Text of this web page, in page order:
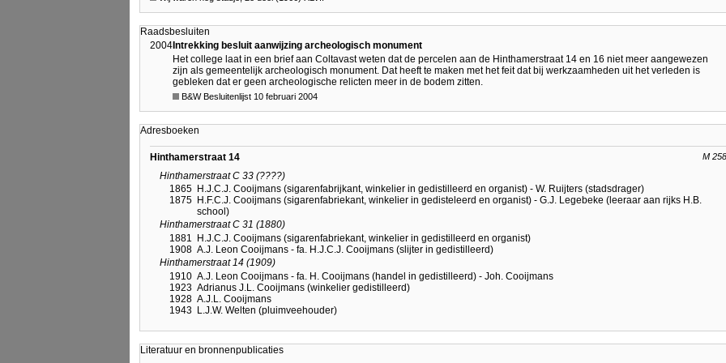
Raadsbesluiten
2004 Intrekking besluit aanwijzing archeologisch monument
Het college laat in een brief aan Coltavast weten dat de percelen aan de Hinthamerstraat 14 en 16 niet meer aangewezen
zijn als gemeentelijk archeologisch monument. Dat heeft te maken met het feit dat bij werkzaamheden uit het verleden is
gebleken dat er geen archeologische relicten meer in de bodem zitten.
B&W Besluitenlijst 10 februari 2004
Adresboeken
Hinthamerstraat 14 M 258
Hinthamerstraat C 33 (????)
1865 H.J.C.J. Cooijmans (sigarenfabrijkant, winkelier in gedistilleerd en organist) - W. Ruijters (stadsdrager)
1875 H.F.C.J. Cooijmans (sigarenfabriekant, winkelier in gedisteleerd en organist) - G.J. Legebeke (leeraar aan rijks H.B.
school)
Hinthamerstraat C 31 (1880)
1881
H.J.C.J. Cooijmans (sigarenfabriekant, winkelier in gedistilleerd en organist)
1908 A.J. Leon Cooijmans - fa. H.J.C.J. Cooijmans (slijter in gedistilleerd)
Hinthamerstraat 14 (1909)
1910 A.J. Leon Cooijmans - fa. H. Cooijmans (handel in gedistilleerd) - Joh. Cooijmans
1923 Adrianus J.L. Cooijmans (winkelier gedistilleerd)
1928 A.J.L. Cooijmans
1943 L.J.W. Welten (pluimveehouder)
Literatuur en bronnenpublicaties